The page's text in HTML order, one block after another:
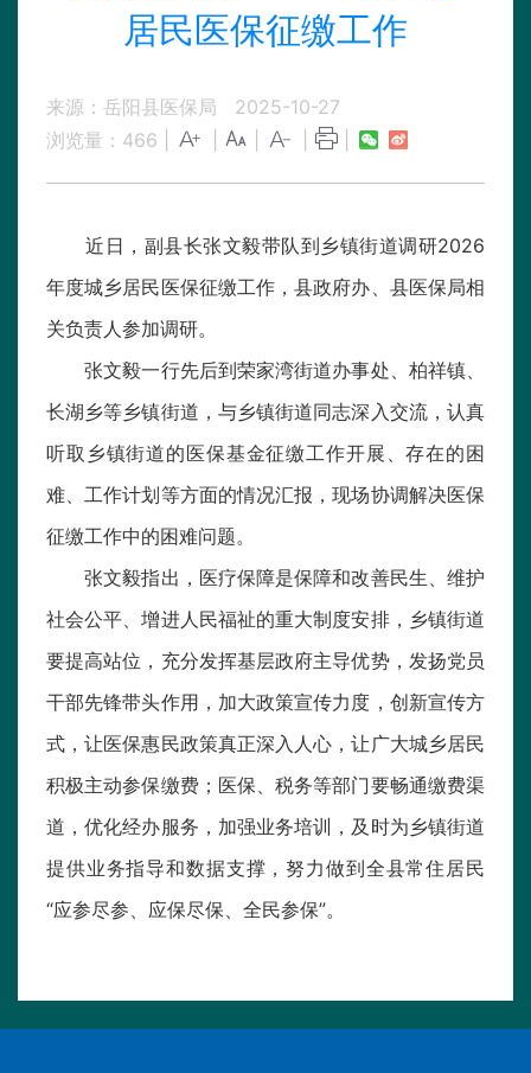
居民医保征缴工作
来源：岳阳县医保局
2025-10-27
浏览量： 466
近日，副县长张文毅带队到乡镇街道调研2026
年度城乡居民医保征缴工作，县政府办、县医保局相
关负责人参加调研。
张文毅一行先后到荣家湾街道办事处、柏祥镇、
长湖乡等乡镇街道，与乡镇街道同志深入交流，认真
听取乡镇街道的医保基金征缴工作开展、存在的困
难、工作计划等方面的情况汇报，现场协调解决医保
征缴工作中的困难问题。
张文毅指出，医疗保障是保障和改善民生、维护
社会公平、增进人民福祉的重大制度安排，乡镇街道
要提高站位，充分发挥基层政府主导优势，发扬党员
干部先锋带头作用，加大政策宣传力度，创新宣传方
式，让医保惠民政策真正深入人心，让广大城乡居民
积极主动参保缴费；医保、税务等部门要畅通缴费渠
道，优化经办服务，加强业务培训，及时为乡镇街道
提供业务指导和数据支撑，努力做到全县常住居民
“应参尽参、应保尽保、全民参保”。